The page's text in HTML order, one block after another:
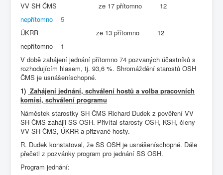
VV SH ČMS ze 17 přítomno 12
nepřítomno 5
ÚKRR ze 13 přítomno 12
nepřítomno 1
V době zahájení jednání přítomno 74 pozvaných účastníků s
rozhodujícím hlasem, tj. 93,6 %. Shromáždění starostů OSH
ČMS je usnášeníschopné.
1) Zahájení jednání, schválení hostů a volba pracovních
komisí, schválení programu
Náměstek starostky SH ČMS Richard Dudek z pověření VV
SH ČMS zahájil SS OSH. Přivítal starosty OSH, KSH, členy
VV SH ČMS, ÚKRR a přizvané hosty.
R. Dudek konstatoval, že SS OSH je usnášeníschopné. Dále
přečetl z pozvánky program pro jednání SS OSH.
Program jednání: